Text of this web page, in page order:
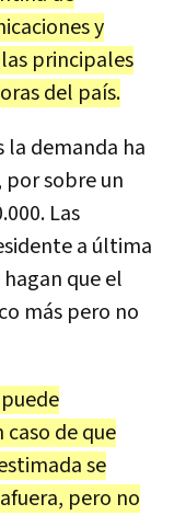
y
las principales
del país.
la demanda ha
por sobre un
Las
a última
que el
más pero no
de que
se
pero no